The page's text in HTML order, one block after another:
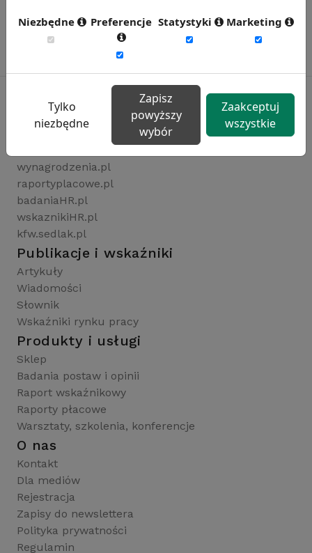
Rynekpracy.pl
wynagrodzenia.pl
raportyplacowe.pl
badaniaHR.pl
wskaznikiHR.pl
kfw.sedlak.pl
Publikacje i wskaźniki
Artykuły
Wiadomości
Słownik
Wskaźniki rynku pracy
Produkty i usługi
Sklep
Badania postaw i opinii
Raport wskaźnikowy
Raporty płacowe
Warsztaty, szkolenia, konferencje
O nas
Kontakt
Dla mediów
Rejestracja
Zapisy do newslettera
Polityka prywatności
Regulamin
Niezbędne Preferencje Statystyki Marketing
Tylko
niezbędne
Zapisz
powyższy
wybór
Zaakceptuj
wszystkie